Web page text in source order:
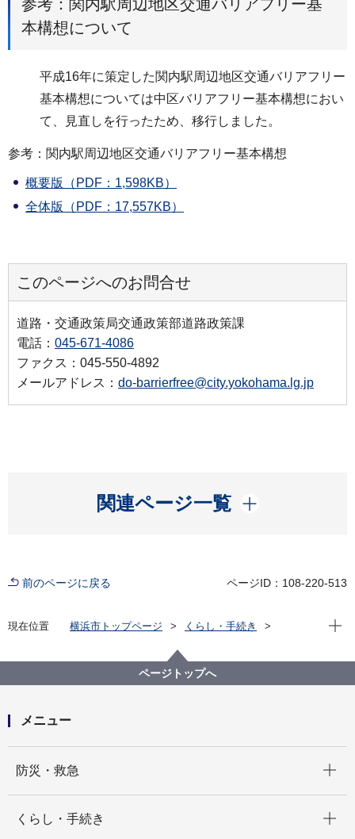
参考：関内駅周辺地区交通バリアフリー基
本構想について
平成16年に策定した関内駅周辺地区交通バリアフリー
基本構想については中区バリアフリー基本構想におい
て、見直しを行ったため、移行しました。
参考：関内駅周辺地区交通バリアフリー基本構想
概要版（PDF：1,598KB）
全体版（PDF：17,557KB）
このページへのお問合せ
道路・交通政策局交通政策部道路政策課
電話： 045-671-4086
ファクス：045-550-4892
メールアドレス： do-barrierfree@city.yokohama.lg.jp
関連ページ一覧
開く
前のページに戻る ページID：108-220-513
現在位置 横浜市トップページ
くらし・手続き
バリアフリー基本構想
各地区のバリアフリー基本構想
中区バリアフリー基本構想
現在
ページトップへ
メニュー
防災・救急
くらし・手続き